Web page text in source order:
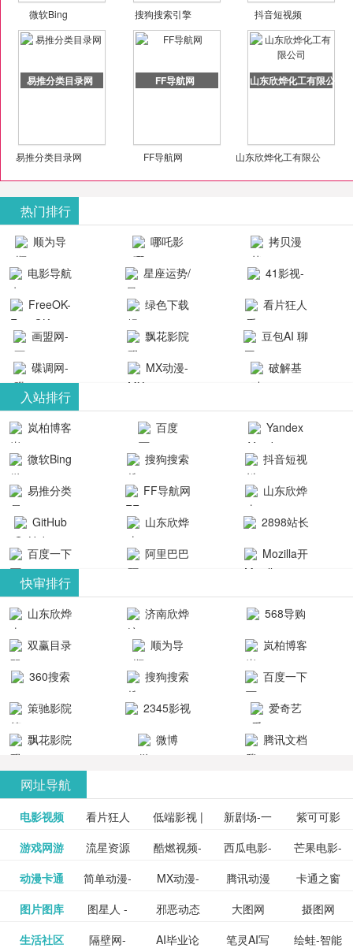
微软Bing 搜狗搜索引擎 抖音短视频
易推分类目录网
易推分类目录网
FF导航网
FF导航网
山东欣烨化工有限公司
山东欣烨化工有限公
热门排行
顺为导
航-办公运营
哪吒影
院-哪吒影院
提供最新、
最全的高清
电影、电视
剧、动漫和
综艺节目免
费观看。平
台内容丰
富，更新快
速，支持在
线观看，满
足各类影迷
需求，提供
无广告、高
清流畅的观
影体验。
拷贝漫
画-官网
动漫综合
电影导航
- 免费看电影
就来这！ | 快
导航网-免费
看电影就来
这！收录大
量免费看电
影网站！
星座运势/
最星座/美国
神婆星座网
41影视-
聚合最近好
看的电视剧
最新电影网
站-41影视为
成全短剧电
视剧、电视
剧大全、好
看的电视
剧、最新的
电影在线观
看，神马影
最新好看的
剧片、爱情
片、搞笑片
等全新电
影，是影
FreeOK-
FreeOK影视
官网-最新影
视资源|追剧
也很卷
绿色下载
吧
看片狂人
- 高清视频资
源免费在线
观看
画盟网-
画师联盟官
网
_huashilm.com_
动漫综合
飘花影院
网
豆包AI 聊
天智能对话
网页版入口
碟调网-
碟调网为您
提供最新电
视剧和2025
年最新电影
的在线观
看，快来碟
调电影网在
线观看最新
热门影视作
MX动漫-
漫免费在线
观看
破解基
整合当前互
联网最新最
全最优质的
软件免费下
载、资源免
费共享、技
术教程学习
台！整合破
合破解游
戏、整合安
卓破解软件
分享与下
载！旨在打
件共享站、
资源
入站排行
岚柏博客 百度
Yandex
搜索
微软Bing
搜狗搜索
引擎
抖音短视
频
易推分类
目录网
FF导航网
山东欣烨
化工有限公
GitHub
山东欣烨
生物科技有
2898站长
资源平台
百度一下
阿里巴巴
Mozilla开
快审排行
山东欣烨
生物科技有
济南欣烨
科技有限公
568导购
网
双赢目录
顺为导
航-办公运营
岚柏博客
360搜索
搜狗搜索
百度一下
策驰影院
2345影视
大全
爱奇艺
VIP会员
飘花影院
微博 腾讯文档
网址导航
电影视频 看片狂人 低端影视 |
免费高清
在线电影
新剧场-一
个网盘资
源分享小
紫可可影
视-紫可可,
免费提供
泡剧网_最
新电视剧
免费在线
更多>>
游戏网游 流星资源
网-流星蝴
蝶剑官网
酷燃视频-
致力于打
造中国领
西瓜电影-
西瓜视频
网站电影
芒果电影-
芒果TV网
站电影频
豆瓣电影-
豆瓣电影
更多>>
动漫卡通 简单动漫-
日本动画
MX动漫-
最新最全
腾讯动漫
频道
卡通之窗
三毛漫画
网
更多>>
图片图库 图星人 -
设计图片
邪恶动态
图片大全
大图网
摄图网
图行天下
更多>>
生活社区 隔壁网- AI毕业论 笔灵AI写 绘蛙-智能